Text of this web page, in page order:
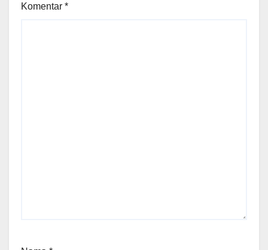
Komentar *